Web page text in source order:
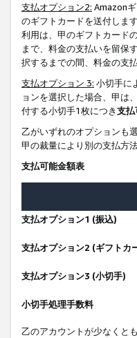
支払オプション2: Amazon
のギフトカードを送付しま
利用は、甲のギフトカード
まで、料金の支払いを留保
択するまでの間、料金の支
支払オプション 3: 小切手に
ョンを選択した場合、甲は
付する小切手1枚につき支払
乙がいずれのオプションも
甲の裁量により別の支払方
支払可能金額表
支払オプション1 (振込)
支払オプション2 (ギフトカ
支払オプション3 (小切手)
小切手処理手数料
乙のアカウントが少なくと